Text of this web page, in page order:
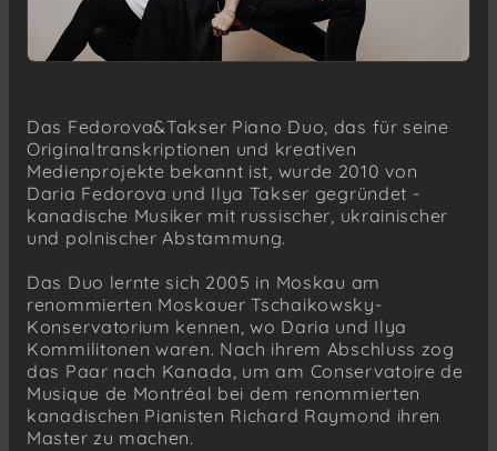
Das Fedorova&Takser Piano Duo, das für seine
Originaltranskriptionen und kreativen
Medienprojekte bekannt ist, wurde 2010 von
Daria Fedorova und Ilya Takser gegründet -
kanadische Musiker mit russischer, ukrainischer
und polnischer Abstammung.
Das Duo lernte sich 2005 in Moskau am
renommierten Moskauer Tschaikowsky-
Konservatorium kennen, wo Daria und Ilya
Kommilitonen waren. Nach ihrem Abschluss zog
das Paar nach Kanada, um am Conservatoire de
Musique de Montréal bei dem renommierten
kanadischen Pianisten Richard Raymond ihren
Master zu machen.